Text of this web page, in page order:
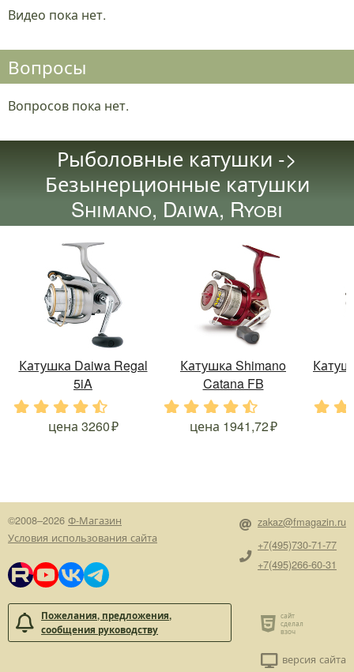
Видео пока нет.
Вопросы
Вопросов пока нет.
Рыболовные катушки ->
Безынерционные катушки
Shimano, Daiwa, Ryobi
Катушка Daiwa Regal
5iA
. . .
цена 3260
Катушка Shimano
Catana FB
. . . .
цена 1941,72
©2008–2026 Ф-Магазин
Условия использования сайта
Пожелания, предложения,
сообщения руководству
zakaz@fmagazin.ru
+7(495)730-71-77
+7(495)266-60-31
версия сайта